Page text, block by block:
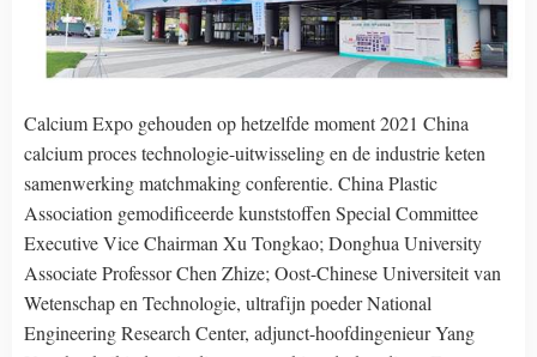
Calcium Expo gehouden op hetzelfde moment 2021 China
calcium proces technologie-uitwisseling en de industrie keten
samenwerking matchmaking conferentie. China Plastic
Association gemodificeerde kunststoffen Special Committee
Executive Vice Chairman Xu Tongkao; Donghua University
Associate Professor Chen Zhize; Oost-Chinese Universiteit van
Wetenschap en Technologie, ultrafijn poeder National
Engineering Research Center, adjunct-hoofdingenieur Yang